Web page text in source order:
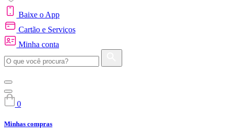
Baixe o App
Cartão e Serviços
Minha conta
0
Minhas compras